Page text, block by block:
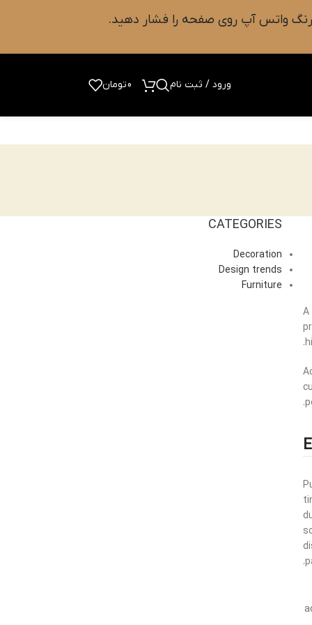
ورود / ثبت نام 0تومان
A
CATEGORIES
Decoration
Design trends
Furniture